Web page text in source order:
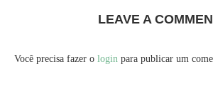
LEAVE A
Você precisa fazer o login para publicar um